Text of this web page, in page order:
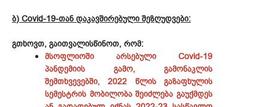
ბ) Covid-19-თან დაკავშირებული შეზღუდვები:
გთხოვთ, გაითვალისწინოთ, რომ:
მსოფლიოში არსებული Covid-19
პანდემიის გამო, გამონაკლის
შემთხვევებში, 2022 წლის გაზაფხულის
სემესტრის მობილობა შეიძლება გაუქმდეს